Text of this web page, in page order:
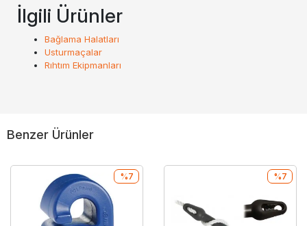
İlgili Ürünler
Bağlama Halatları
Usturmaçalar
Rıhtım Ekipmanları
Benzer Ürünler
%7 %7